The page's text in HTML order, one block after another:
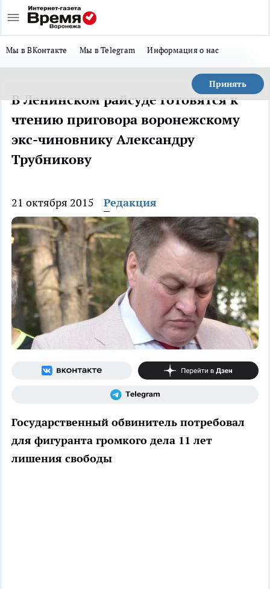
Мы в ВКонтакте Мы в Telegram Информация о нас
Принять
В Ленинском райсуде готовятся к
чтению приговора воронежскому
экс-чиновнику Александру
Трубникову
21 октября 2015 Редакция
Государственный обвинитель потребовал
для фигуранта громкого дела 11 лет
лишения свободы